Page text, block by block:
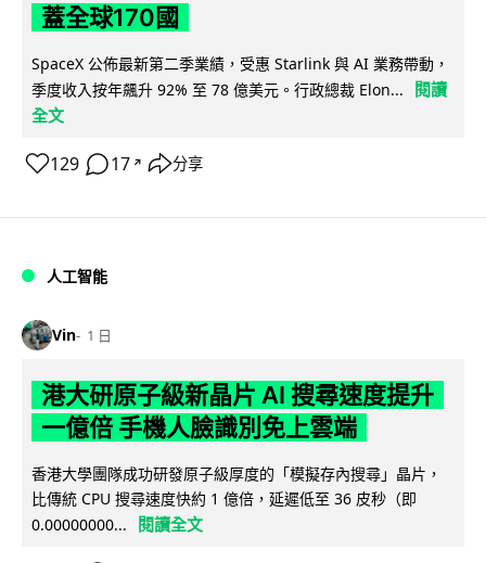
蓋全球170國
SpaceX 公佈最新第二季業績，受惠 Starlink 與 AI 業務帶動，
季度收入按年飆升 92% 至 78 億美元。行政總裁 Elon...
閱讀
全文
129 17 ↗ 分享
人工智能
Vin 1 日
港大研原子級新晶片 AI 搜尋速度提升
一億倍 手機人臉識別免上雲端
香港大學團隊成功研發原子級厚度的「模擬存內搜尋」晶片，
比傳統 CPU 搜尋速度快約 1 億倍，延遲低至 36 皮秒（即
0.00000000...
閱讀全文